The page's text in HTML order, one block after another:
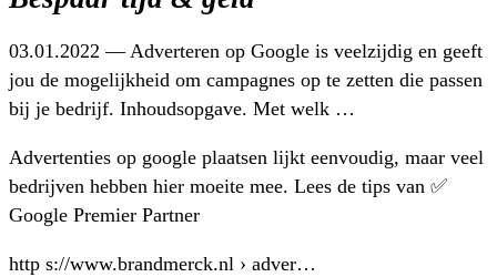
03.01.2022 — Adverteren op Google is veelzijdig en geeft
jou de mogelijkheid om campagnes op te zetten die passen
bij je bedrijf. Inhoudsopgave. Met welk …
Advertenties op google plaatsen lijkt eenvoudig, maar veel
bedrijven hebben hier moeite mee. Lees de tips van ✅
Google Premier Partner
http s://www.brandmerck.nl › adver…